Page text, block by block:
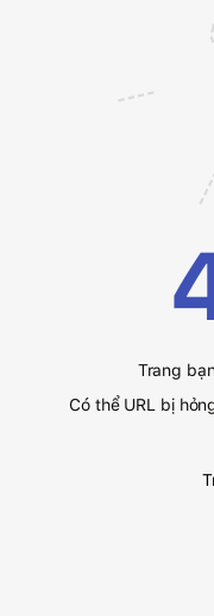
Trang
Có thể URL bị